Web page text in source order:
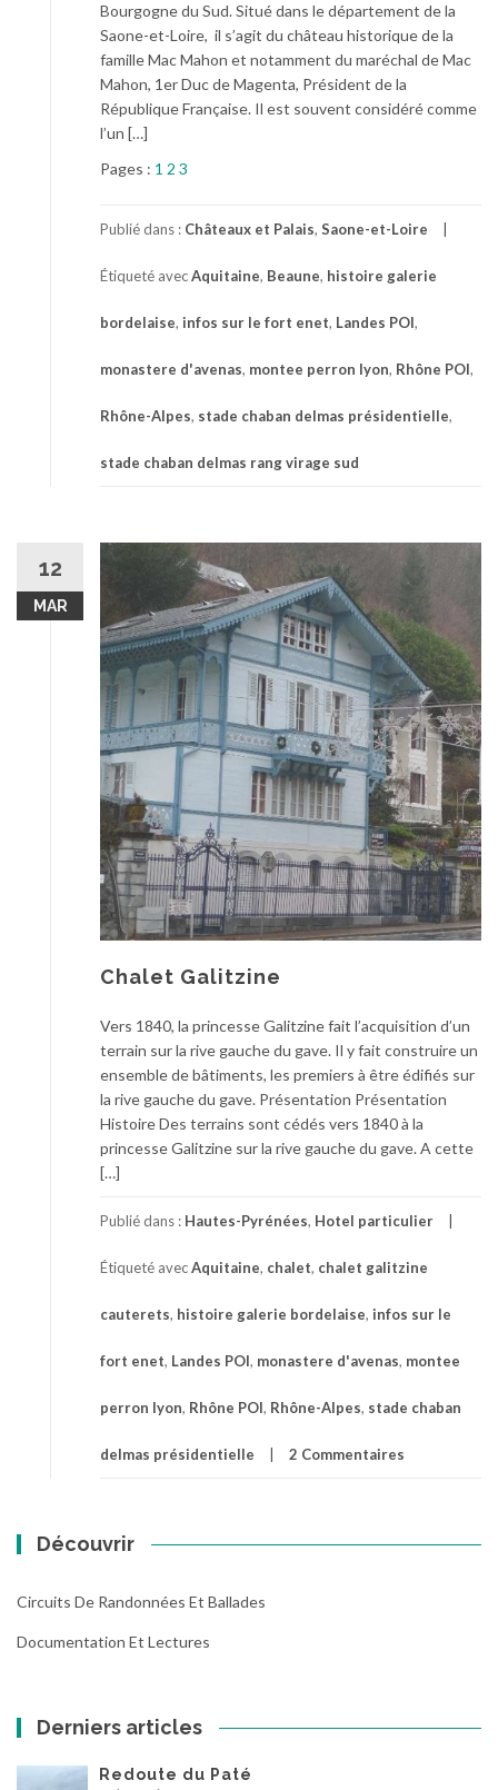
Bourgogne du Sud. Situé dans le département de la
Saone-et-Loire, il s’agit du château historique de la
famille Mac Mahon et notamment du maréchal de Mac
Mahon, 1er Duc de Magenta, Président de la
République Française. Il est souvent considéré comme
l’un […]
Pages : 1 2 3
Publié dans : Châteaux et Palais, Saone-et-Loire
Étiqueté avecAquitaine, Beaune, histoire galerie
bordelaise, infos sur le fort enet, Landes POI,
monastere d'avenas, montee perron lyon, Rhône POI,
Rhône-Alpes, stade chaban delmas présidentielle,
stade chaban delmas rang virage sud
12
MAR
Chalet Galitzine
Vers 1840, la princesse Galitzine fait l’acquisition d’un
terrain sur la rive gauche du gave. Il y fait construire un
ensemble de bâtiments, les premiers à être édifiés sur
la rive gauche du gave. Présentation Présentation
Histoire Des terrains sont cédés vers 1840 à la
princesse Galitzine sur la rive gauche du gave. A cette
[…]
Publié dans : Hautes-Pyrénées, Hotel particulier
Étiqueté avecAquitaine, chalet, chalet galitzine
cauterets, histoire galerie bordelaise, infos sur le
fort enet, Landes POI, monastere d'avenas, montee
perron lyon, Rhône POI, Rhône-Alpes, stade chaban
delmas présidentielle 2 Commentaires
Découvrir
Circuits De Randonnées Et Ballades
Documentation Et Lectures
Derniers articles
Redoute du Paté